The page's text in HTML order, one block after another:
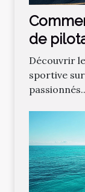
de
?
Découvrir
sportive